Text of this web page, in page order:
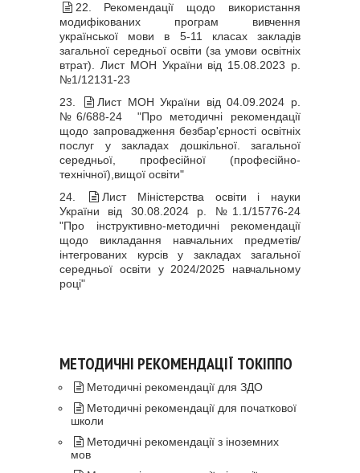
22. Рекомендації щодо використання
модифікованих програм вивчення
української мови в 5-11 класах закладів
загальної середньої освіти (за умови освітніх
втрат). Лист МОН України від 15.08.2023 р.
№1/12131-23
23.
Лист МОН України від 04.09.2024 р.
№6/688-24 "Про методичні рекомендації
щодо запровадження безбар'єрності освітніх
послуг у закладах дошкільної. загальної
середньої, професійної (професійно-
технічної),вищої освіти"
24.
Лист Міністерства освіти і науки
України від 30.08.2024 р. №1.1/15776-24
"Про інструктивно-методичні рекомендації
щодо викладання навчальних предметів/
інтегрованих курсів у закладах загальної
середньої освіти у 2024/2025 навчальному
році"
МЕТОДИЧНІ РЕКОМЕНДАЦІЇ ТОКІППО
Методичні рекомендації для ЗДО
Методичні рекомендації для початкової
школи
Методичні рекомендації з іноземних
мов